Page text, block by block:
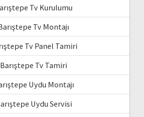
Tv Kurulumu
Tv Montajı
Tv Panel Tamiri
Barıştepe Tv Tamiri
Uydu Montajı
Uydu Servisi